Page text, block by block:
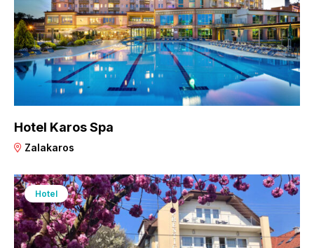
Hotel Karos Spa
Zalakaros
Hotel